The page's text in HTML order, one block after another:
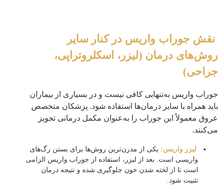
نقش جوراب واریس در کنار سایر
روش‌های درمان (لیزر، اسکلروتراپی،
جراحی)
جوراب واریس به‌تنهایی کافی نیست و در بسیاری از بیماران
باید همراه با سایر درمان‌ها استفاده شود. پزشکان متخصص
عروق معمولاً این جوراب را به‌عنوان مکمل درمانی تجویز
می‌کنند.
لیزر واریس: یکی از مدرن‌ترین روش‌ها برای بستن رگ‌های
واریسی است. بعد از لیزر، استفاده از جوراب واریس الزامی
است تا از لخته شدن خون جلوگیری شده و نتیجه درمان
تثبیت شود.